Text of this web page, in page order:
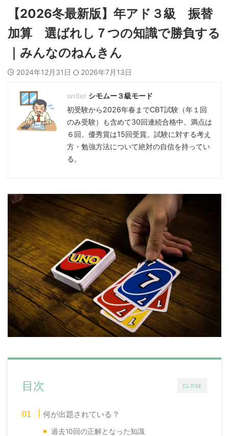
【2026冬最新版】年アド３級 振替
加算 選ばれし７つの知識で勝負する
｜みんなのねんきん
2024年12月31日 2026年7月13日
シモムー３級モード
初受験から2026年春までCBT試験（年１回
のみ受験）も含めて30回連続合格中。満点は
６回。優秀賞は15回受賞。試験に対する考え
方・勉強方法について絶対の自信を持ってい
る。
CLOSE
目次
何が出題されている？
過去10回の正解となった知識